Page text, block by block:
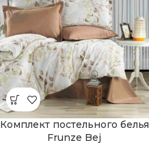
Комплект постельного белья
Frunze Bej